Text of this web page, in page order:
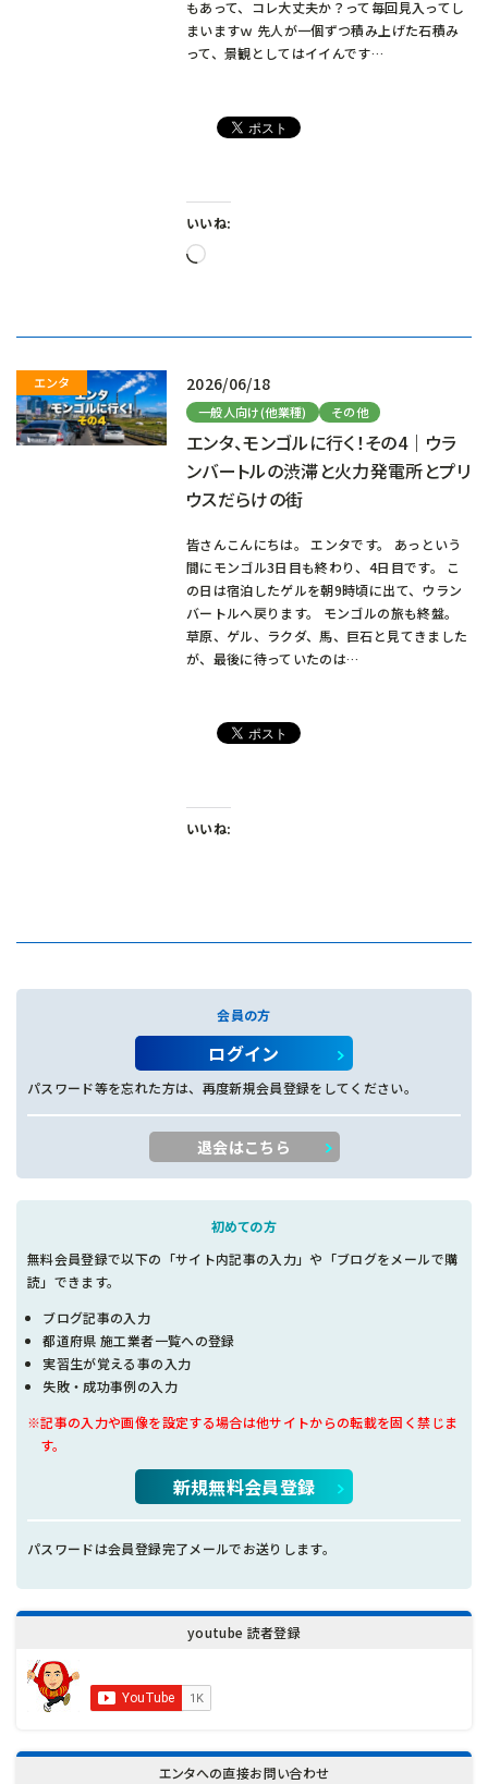
もあって、コレ大丈夫か？って毎回見入ってし
まいますｗ 先人が一個ずつ積み上げた石積み
って、景観としてはイイんです…
いいね:
読
2026/06/18
一般人向け(他業種) その他
エンタ、モンゴルに行く！その4｜ウラ
ンバートルの渋滞と火力発電所とプリ
ウスだらけの街
皆さんこんにちは。 エンタです。 あっという
間にモンゴル3日目も終わり、4日目です。 こ
の日は宿泊したゲルを朝9時頃に出て、ウラン
バートルへ戻ります。 モンゴルの旅も終盤。
草原、ゲル、ラクダ、馬、巨石と見てきました
が、最後に待っていたのは…
いいね:
会員の方
ログイン
パスワード等を忘れた方は、再度新規会員登録をしてください。
退会はこちら
初めての方
無料会員登録で以下の「サイト内記事の入力」や「ブログをメールで購
読」できます。
ブログ記事の入力
都道府県 施工業者一覧への登録
実習生が覚える事の入力
失敗・成功事例の入力
※記事の入力や画像を設定する場合は他サイトからの転載を固く禁じま
す。
新規無料会員登録
パスワードは会員登録完了メールでお送りします。
youtube 読者登録
エンタへの直接お問い合わせ